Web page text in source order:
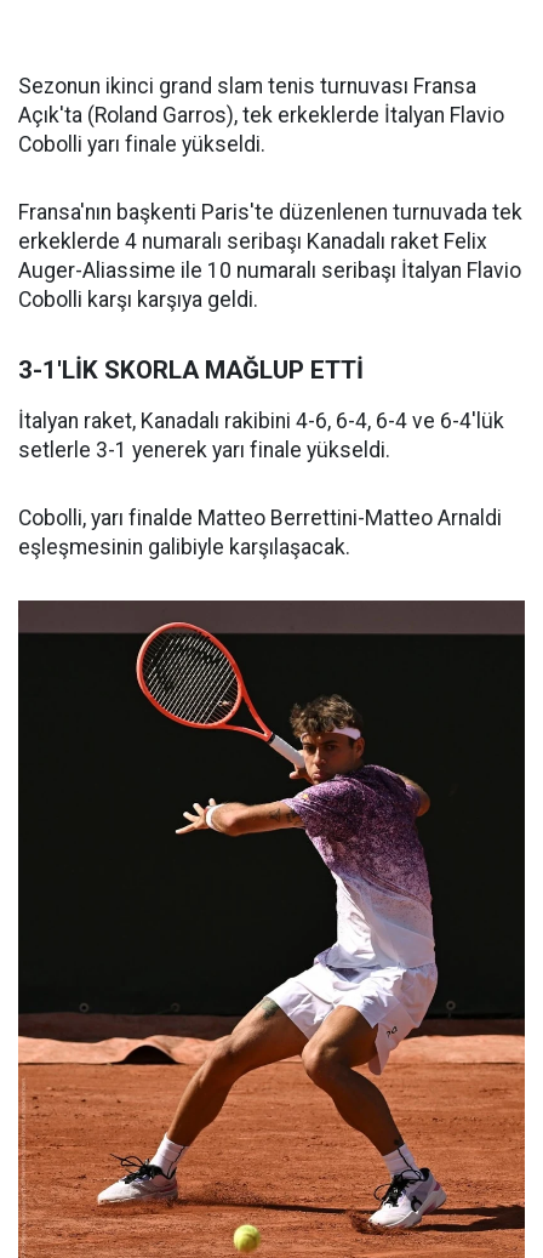
Sezonun ikinci grand slam tenis turnuvası Fransa
Açık'ta (Roland Garros), tek erkeklerde İtalyan Flavio
Cobolli yarı finale yükseldi.
Fransa'nın başkenti Paris'te düzenlenen turnuvada tek
erkeklerde 4 numaralı seribaşı Kanadalı raket Felix
Auger-Aliassime ile 10 numaralı seribaşı İtalyan Flavio
Cobolli karşı karşıya geldi.
3-1'LİK SKORLA MAĞLUP ETTİ
İtalyan raket, Kanadalı rakibini 4-6, 6-4, 6-4 ve 6-4'lük
setlerle 3-1 yenerek yarı finale yükseldi.
Cobolli, yarı finalde Matteo Berrettini-Matteo Arnaldi
eşleşmesinin galibiyle karşılaşacak.